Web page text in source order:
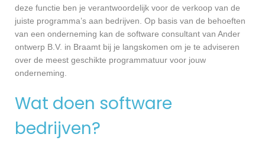
deze functie ben je verantwoordelijk voor de verkoop van de
juiste programma’s aan bedrijven. Op basis van de behoeften
van een onderneming kan de software consultant van Ander
ontwerp B.V. in Braamt bij je langskomen om je te adviseren
over de meest geschikte programmatuur voor jouw
onderneming.
Wat doen software
bedrijven?